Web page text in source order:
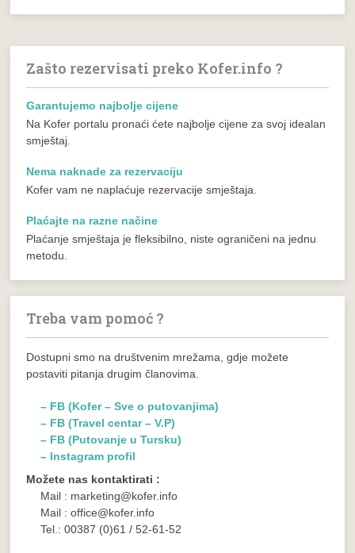
Zašto rezervisati preko Kofer.info ?
Garantujemo najbolje cijene
Na Kofer portalu pronaći ćete najbolje cijene za svoj idealan
smještaj.
Nema naknade za rezervaciju
Kofer vam ne naplaćuje rezervacije smještaja.
Plaćajte na razne načine
Plaćanje smještaja je fleksibilno, niste ograničeni na jednu
metodu.
Treba vam pomoć ?
Dostupni smo na društvenim mrežama, gdje možete
postaviti pitanja drugim članovima.
– FB (Kofer – Sve o putovanjima)
– FB (Travel centar – V.P)
– FB (Putovanje u Tursku)
– Instagram profil
Možete nas kontaktirati :
Mail : marketing@kofer.info
Mail : office@kofer.info
Tel.: 00387 (0)61 / 52-61-52